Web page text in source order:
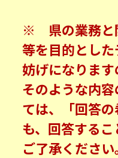
※ 県の業務と
等を目的とし
妨げになります
そのような内
ては、「回答
も、回答する
ご了承ください